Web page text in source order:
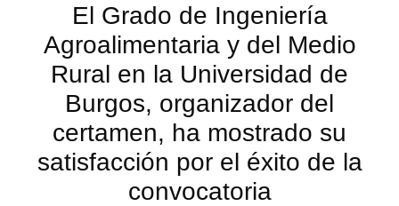
El Grado de Ingeniería
Agroalimentaria y del Medio
Rural en la Universidad de
Burgos, organizador del
certamen, ha mostrado su
satisfacción por el éxito de la
convocatoria